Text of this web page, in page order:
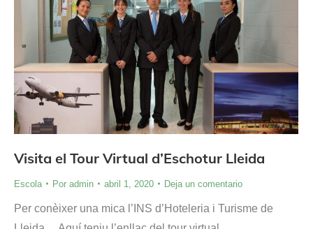
Visita el Tour Virtual d’Eschotur Lleida
Escola Por admin abril 1, 2020 Deja un comentario
Per conèixer una mica l’INS d’Hoteleria i Turisme de